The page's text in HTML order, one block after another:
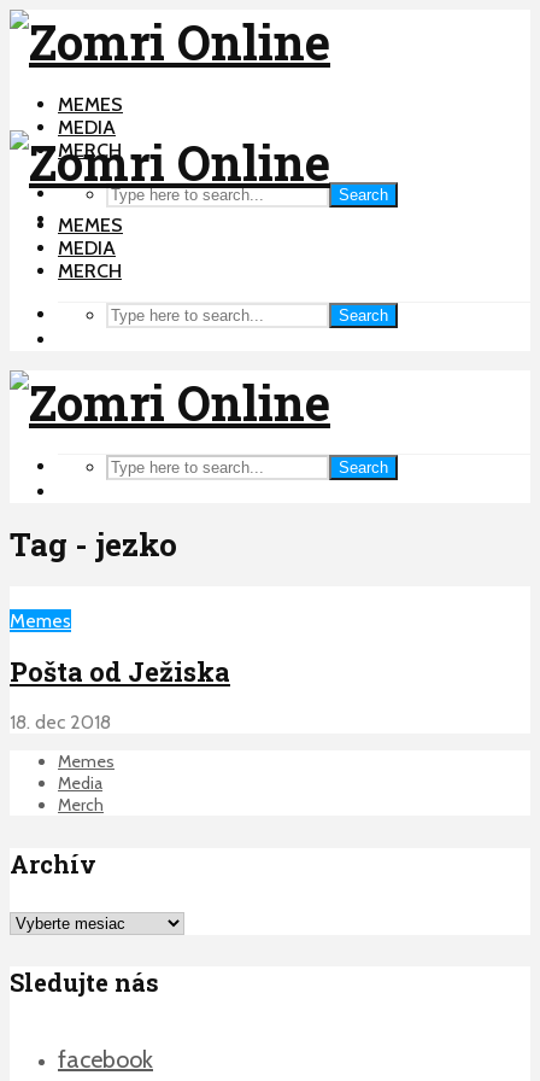
MEMES
MEDIA
MERCH
Search
MEMES
MEDIA
MERCH
Search
Search
Tag - jezko
Memes
Pošta od Ježiska
18. dec 2018
Memes
Media
Merch
Archív
Archív
Sledujte nás
facebook